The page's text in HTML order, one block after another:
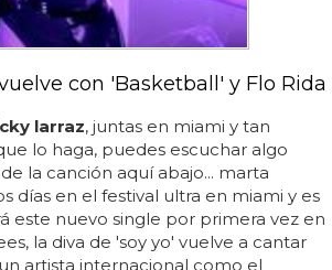
con 'Basketball' y Flo Rida
larraz, juntas en miami y tan
lo haga, puedes escuchar algo
la canción aquí abajo... marta
días en el festival ultra en miami y es
este nuevo single por primera vez en
la diva de 'soy yo' vuelve a cantar
artista internacional como el